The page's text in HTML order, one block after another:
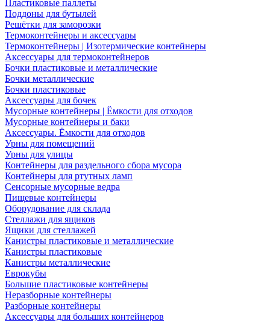
Пластиковые паллеты
Поддоны для бутылей
Решётки для заморозки
Термоконтейнеры и аксессуары
Термоконтейнеры | Изотермические контейнеры
Аксессуары для термоконтейнеров
Бочки пластиковые и металлические
Бочки металлические
Бочки пластиковые
Аксессуары для бочек
Мусорные контейнеры | Ёмкости для отходов
Мусорные контейнеры и баки
Аксессуары. Ёмкости для отходов
Урны для помещений
Урны для улицы
Контейнеры для раздельного сбора мусора
Контейнеры для ртутных ламп
Сенсорные мусорные ведра
Пищевые контейнеры
Оборудование для склада
Стеллажи для ящиков
Ящики для стеллажей
Канистры пластиковые и металлические
Канистры пластиковые
Канистры металлические
Еврокубы
Большие пластиковые контейнеры
Неразборные контейнеры
Разборные контейнеры
Аксессуары для больших контейнеров